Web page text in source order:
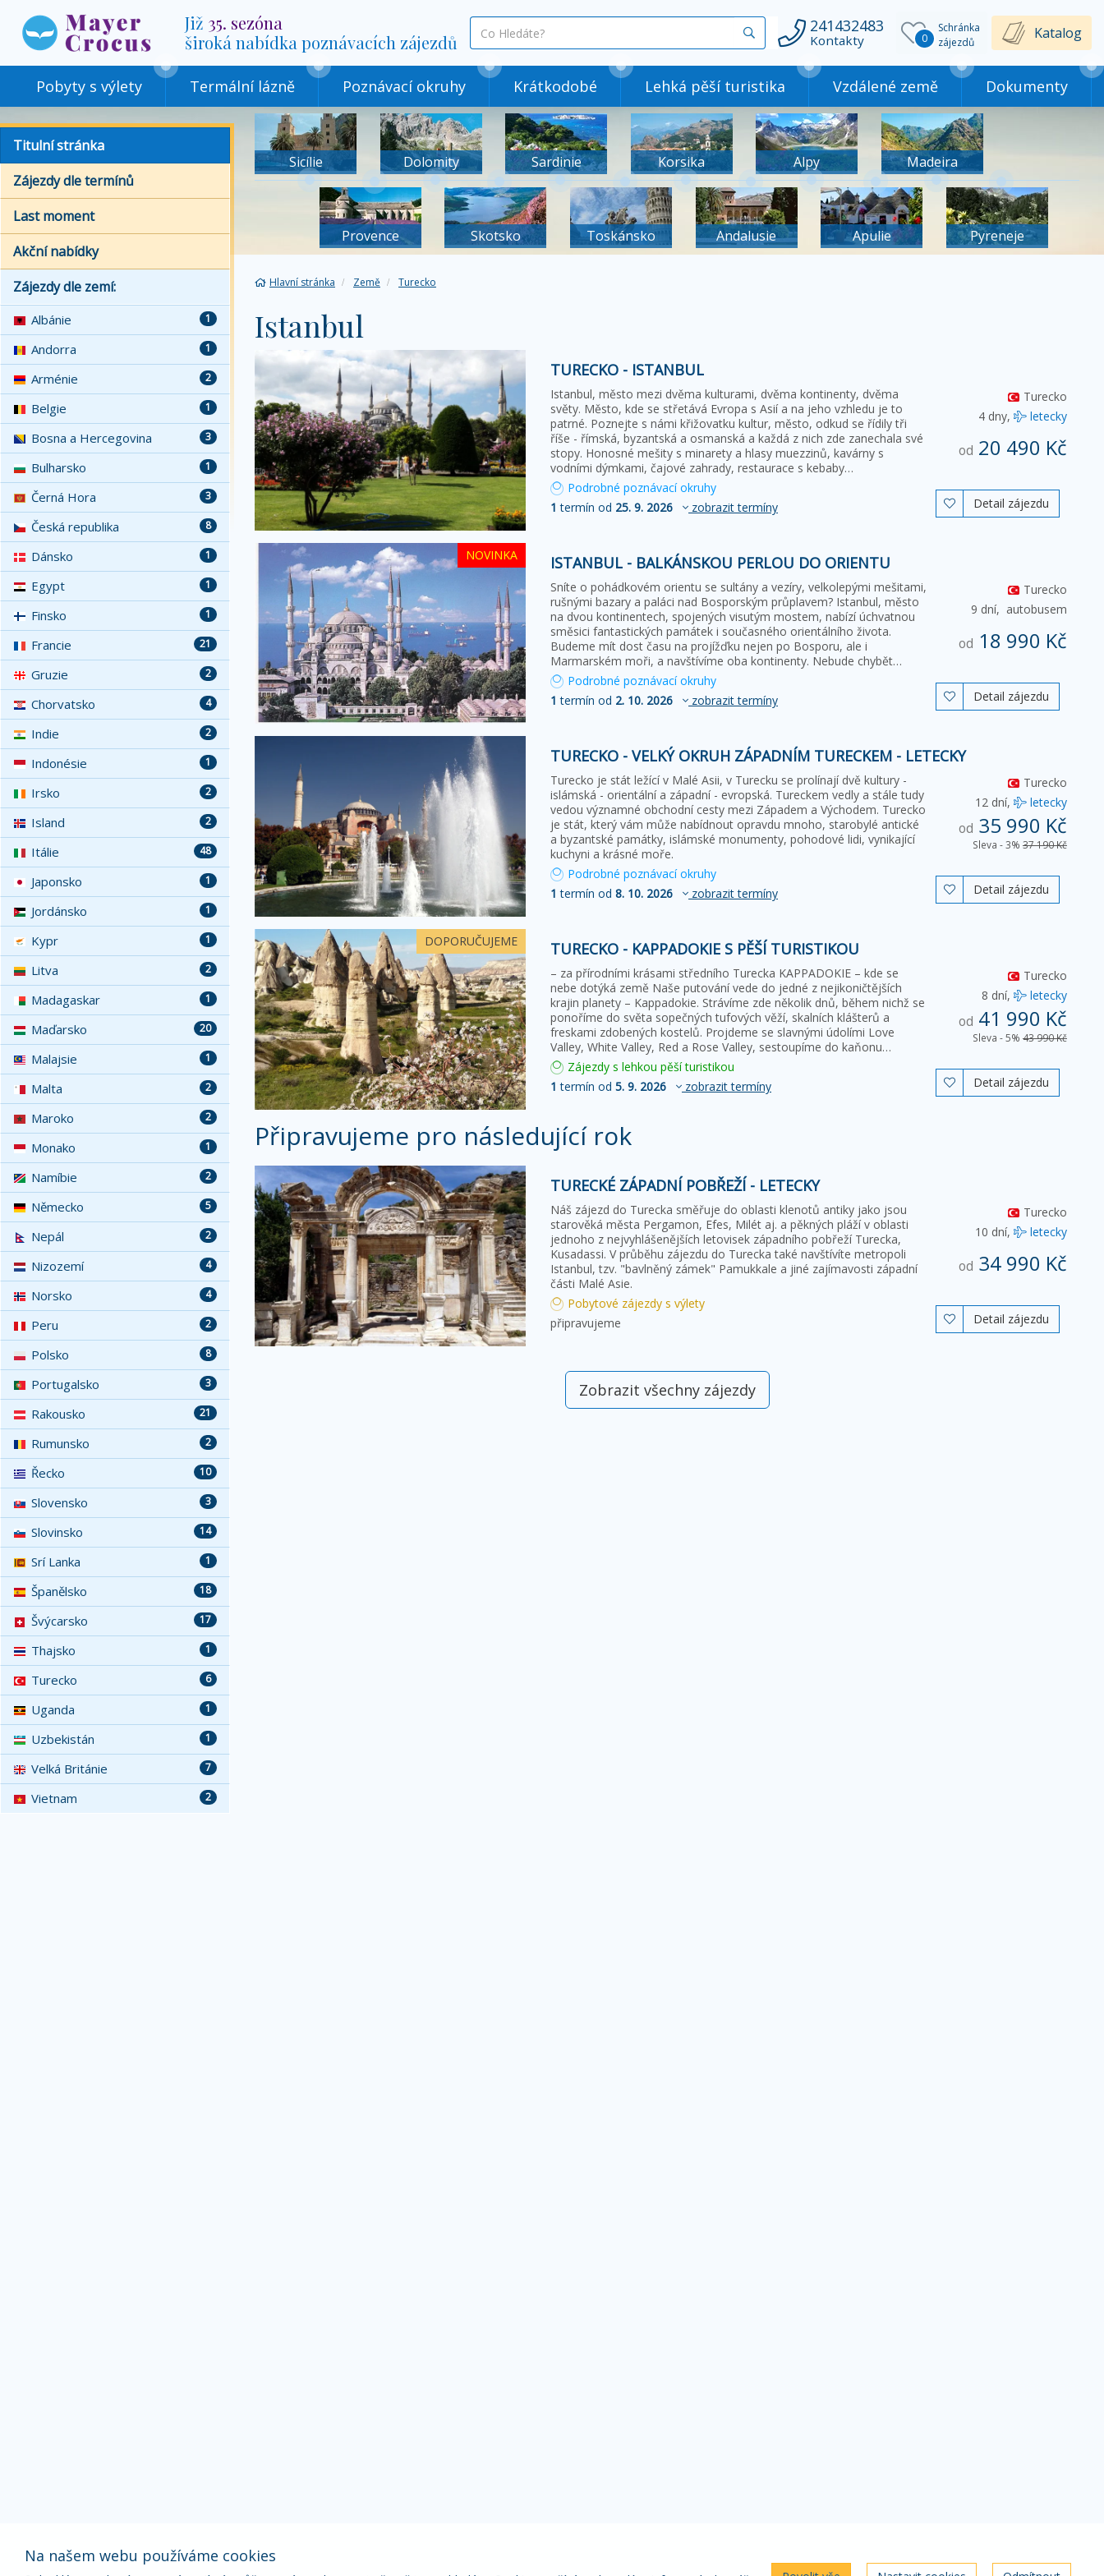
Již 35. sezóna
široká nabídka poznávacích zájezdů
co
hledáte
Vyhledat 241432483
Kontakty
Schránka
zájezdů
0 Katalog
Pobyty s výlety Termální lázně Poznávací okruhy Krátkodobé Lehká pěší turistika Vzdálené země Dokumenty
Sicílie Dolomity Sardinie Korsika Alpy Madeira
Provence Skotsko Toskánsko Andalusie Apulie Pyreneje
Hlavní stránka Země Turecko
Istanbul
TURECKO - ISTANBUL
Istanbul, město mezi dvěma kulturami, dvěma kontinenty, dvěma
světy. Město, kde se střetává Evropa s Asií a na jeho vzhledu je to
patrné. Poznejte s námi křižovatku kultur, město, odkud se řídily tři
říše - římská, byzantská a osmanská a každá z nich zde zanechala své
stopy. Honosné mešity s minarety a hlasy muezzinů, kavárny s
vodními dýmkami, čajové zahrady, restaurace s kebaby…
Turecko
4 dny,
letecky
od 20 490 Kč
Podrobné poznávací okruhy
1 termín od 25. 9. 2026 zobrazit termíny  Detail zájezdu
NOVINKA ISTANBUL - BALKÁNSKOU PERLOU DO ORIENTU
Sníte o pohádkovém orientu se sultány a vezíry, velkolepými mešitami,
rušnými bazary a paláci nad Bosporským průplavem? Istanbul, město
na dvou kontinentech, spojených visutým mostem, nabízí úchvatnou
směsici fantastických památek i současného orientálního života.
Budeme mít dost času na projížďku nejen po Bosporu, ale i
Marmarském moři, a navštívíme oba kontinenty. Nebude chybět…
Turecko
9 dní, autobusem
od 18 990 Kč
Podrobné poznávací okruhy
1 termín od 2. 10. 2026 zobrazit termíny  Detail zájezdu
TURECKO - VELKÝ OKRUH ZÁPADNÍM TURECKEM - LETECKY
Turecko je stát ležící v Malé Asii, v Turecku se prolínají dvě kultury -
islámská - orientální a západní - evropská. Tureckem vedly a stále tudy
vedou významné obchodní cesty mezi Západem a Východem. Turecko
je stát, který vám může nabídnout opravdu mnoho, starobylé antické
a byzantské památky, islámské monumenty, pohodové lidi, vynikající
kuchyni a krásné moře.
Turecko
12 dní,
letecky
od 35 990 Kč
Sleva - 3% 37 190 Kč
Podrobné poznávací okruhy
1 termín od 8. 10. 2026 zobrazit termíny  Detail zájezdu
DOPORUČUJEME TURECKO - KAPPADOKIE S PĚŠÍ TURISTIKOU
– za přírodními krásami středního Turecka KAPPADOKIE – kde se
nebe dotýká země Naše putování vede do jedné z nejikoničtějších
krajin planety – Kappadokie. Strávíme zde několik dnů, během nichž se
ponoříme do světa sopečných tufových věží, skalních klášterů a
freskami zdobených kostelů. Projdeme se slavnými údolími Love
Valley, White Valley, Red a Rose Valley, sestoupíme do kaňonu…
Turecko
8 dní,
letecky
od 41 990 Kč
Sleva - 5% 43 990 Kč
Zájezdy s lehkou pěší turistikou
1 termín od 5. 9. 2026 zobrazit termíny  Detail zájezdu
Připravujeme pro následující rok
TURECKÉ ZÁPADNÍ POBŘEŽÍ - LETECKY
Náš zájezd do Turecka směřuje do oblasti klenotů antiky jako jsou
starověká města Pergamon, Efes, Milét aj. a pěkných pláží v oblasti
jednoho z nejvyhlášenějších letovisek západního pobřeží Turecka,
Kusadassi. V průběhu zájezdu do Turecka také navštívíte metropoli
Istanbul, tzv. "bavlněný zámek" Pamukkale a jiné zajímavosti západní
části Malé Asie.
Turecko
10 dní,
letecky
od 34 990 Kč
Pobytové zájezdy s výlety
připravujeme
 Detail zájezdu
Zobrazit všechny zájezdy
Titulní stránka
Zájezdy dle termínů
Last moment
Akční nabídky
Zájezdy dle zemí:
1
Albánie
1
Andorra
2
Arménie
1
Belgie
3
Bosna a Hercegovina
1
Bulharsko
3
Černá Hora
8
Česká republika
1
Dánsko
1
Egypt
1
Finsko
21
Francie
2
Gruzie
4
Chorvatsko
2
Indie
1
Indonésie
2
Irsko
2
Island
48
Itálie
1
Japonsko
1
Jordánsko
1
Kypr
2
Litva
1
Madagaskar
20
Maďarsko
1
Malajsie
2
Malta
2
Maroko
1
Monako
2
Namíbie
5
Německo
2
Nepál
4
Nizozemí
4
Norsko
2
Peru
8
Polsko
3
Portugalsko
21
Rakousko
2
Rumunsko
10
Řecko
3
Slovensko
14
Slovinsko
1
Srí Lanka
18
Španělsko
17
Švýcarsko
1
Thajsko
6
Turecko
1
Uganda
1
Uzbekistán
7
Velká Británie
2
Vietnam
Na našem webu používáme cookies